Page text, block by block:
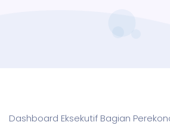
Dashboard Eksekutif Bagian